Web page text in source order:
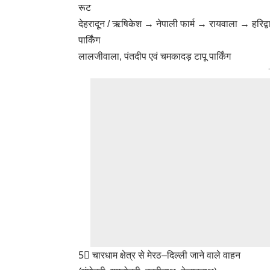
रूट
देहरादून / ऋषिकेश → नेपाली फार्म → रायवाला →
पार्किंग
लालजीवाला, पंतदीप एवं चमकादड़ टापू पार्किंग
5⃣ चारधाम क्षेत्र से मेरठ–दिल्ली जाने वाले वाहन